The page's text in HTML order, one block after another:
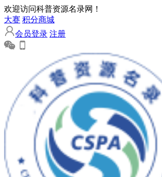
欢迎访问科普资源名录网！
大赛 积分商城
会员登录 注册